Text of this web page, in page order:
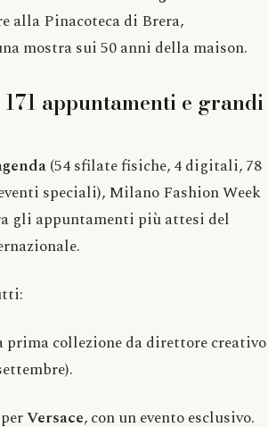
alla Pinacoteca di Brera,
mostra sui 50 anni della maison.
appuntamenti e grandi
(54 sfilate fisiche, 4 digitali, 78
speciali), Milano Fashion Week
gli appuntamenti più attesi del
prima collezione da direttore creativo
perVersace, con un evento esclusivo.